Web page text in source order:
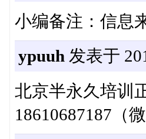
小编备注：信息
ypuuh 发表于
北京半永久培训
18610687187（